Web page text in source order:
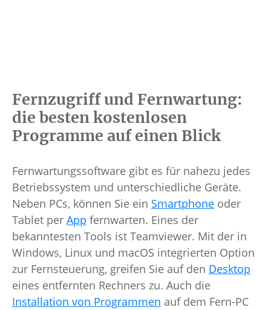
Fernzugriff und Fernwartung:
die besten kostenlosen
Programme auf einen Blick
Fernwartungssoftware gibt es für nahezu jedes
Betriebssystem und unterschiedliche Geräte.
Neben PCs, können Sie ein Smartphone oder
Tablet per App fernwarten. Eines der
bekanntesten Tools ist Teamviewer. Mit der in
Windows, Linux und macOS integrierten Option
zur Fernsteuerung, greifen Sie auf den Desktop
eines entfernten Rechners zu. Auch die
Installation von Programmen auf dem Fern-PC